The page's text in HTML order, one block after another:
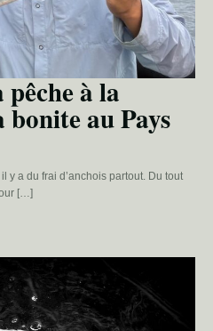
à la
au Pays
y a du frai d’anchois partout. Du tout
[…]